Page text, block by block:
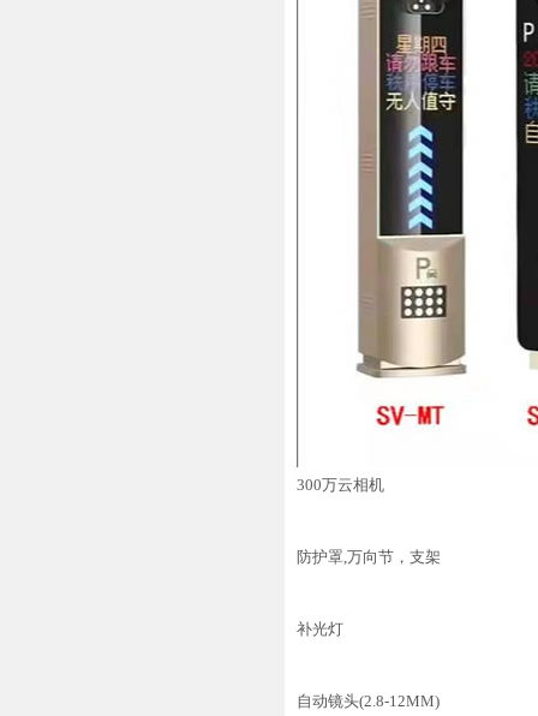
300万云相机
防护罩,万向节，支架
补光灯
自动镜头(2.8-12MM)